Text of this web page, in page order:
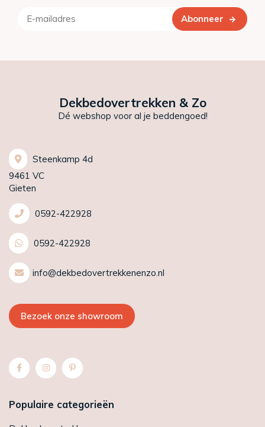
Abonneer
Dekbedovertrekken & Zo
Dé webshop voor al je beddengoed!
Steenkamp 4d
9461 VC
Gieten
0592-422928
0592-422928
info@dekbedovertrekkenenzo.nl
Bezoek onze showroom
Populaire categorieën